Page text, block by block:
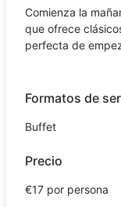
Comienza la
que ofrece
perfecta de
Formatos de
Buffet
Precio
€17 por persona